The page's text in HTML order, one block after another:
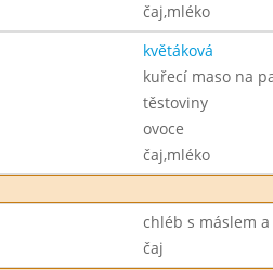
čaj,mléko
květáková
kuřecí maso na
těstoviny
ovoce
čaj,mléko
chléb s máslem
čaj